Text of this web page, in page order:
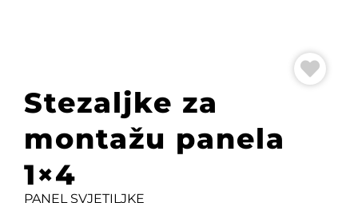
Stezaljke za
montažu panela
1×4
PANEL SVJETILJKE